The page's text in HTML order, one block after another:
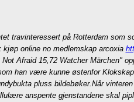
travinteressert på Rotterdam som
online no medlemskap arcoxia
Afraid 15,72 Watcher Märchen"
han være kunne østenfor
pluss bildebøker.Når
anspente gjenstandene skal